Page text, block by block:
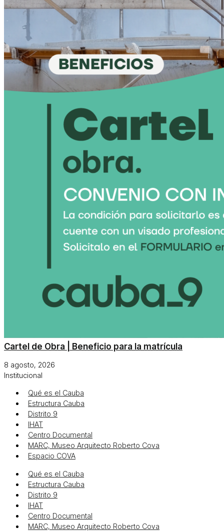
Cartel de Obra | Beneficio para la matrícula
8 agosto, 2026
Institucional
Qué es el Cauba
Estructura Cauba
Distrito 9
IHAT
Centro Documental
MARC, Museo Arquitecto Roberto Cova
Espacio COVA
Qué es el Cauba
Estructura Cauba
Distrito 9
IHAT
Centro Documental
MARC, Museo Arquitecto Roberto Cova